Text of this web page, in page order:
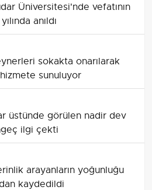
Üniversitesi'nde vefatının
anıldı
sokakta onarılarak
sunuluyor
üstünde görülen nadir dev
ilgi çekti
arayanların yoğunluğu
kaydedildi